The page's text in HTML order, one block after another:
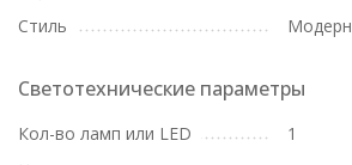
Стиль
Модерн
Светотехнические параметры
Кол-во ламп или LED
1